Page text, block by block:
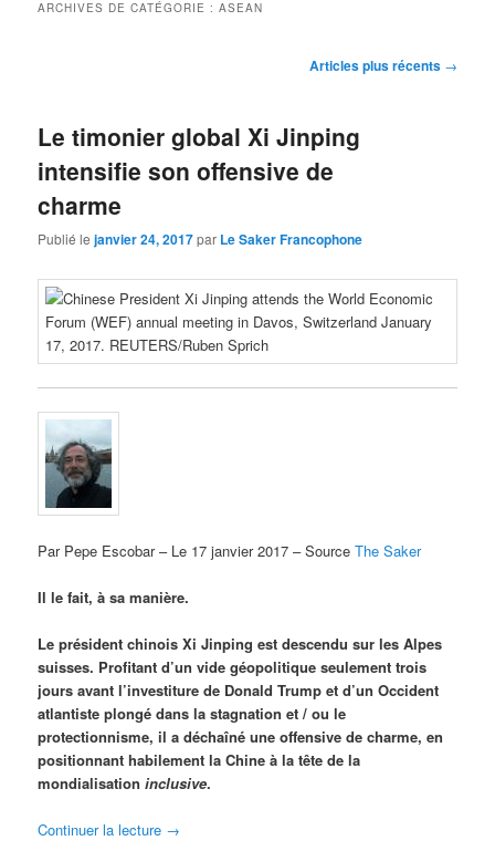
ARCHIVES DE CATÉGORIE :ASEAN
Articles plus récents →
Le timonier global Xi Jinping
intensifie son offensive de
charme
Publié lejanvier 24, 2017par Le Saker Francophone
Par Pepe Escobar – Le 17 janvier 2017 – SourceThe Saker
Il le fait, à sa manière.
Le président chinois Xi Jinping est descendu sur les Alpes
suisses. Profitant d’un vide géopolitique seulement trois
jours avant l’investiture de Donald Trump et d’un Occident
atlantiste plongé dans la stagnation et / ou le
protectionnisme, il a déchaîné une offensive de charme, en
positionnant habilement la Chine à la tête de la
mondialisationinclusive.
Continuer la lecture →